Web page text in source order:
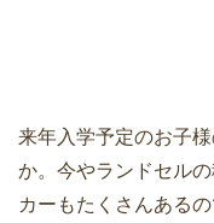
来年入学予定のお子
か。今やランドセル
カーもたくさんある